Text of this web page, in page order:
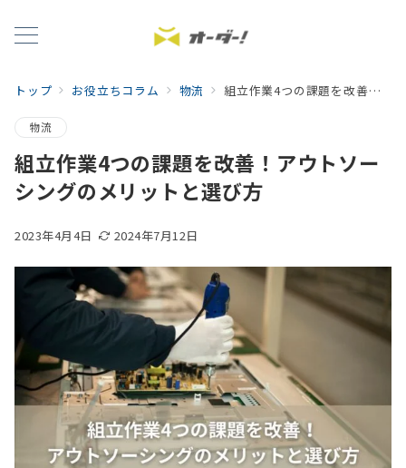
トップ お役立ちコラム 物流 組立作業4つの課題を改善！アウトソーシングのメリットと選び方
物流
組立作業4つの課題を改善！アウトソー
シングのメリットと選び方
2023年4月4日 2024年7月12日